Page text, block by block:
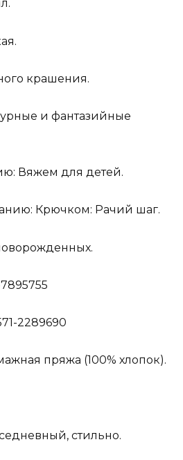
крашения.
и фантазийные
Вяжем для детей.
Крючком: Рачий шаг.
пряжа (100% хлопок).
стильно.